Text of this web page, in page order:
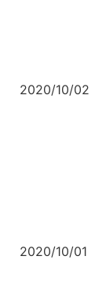
2020/10/02
2020/10/01